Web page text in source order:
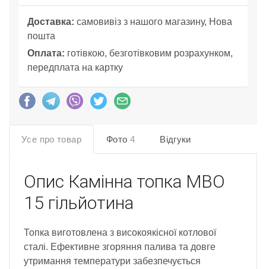
Доставка: самовивіз з нашого магазину, Нова
пошта
Оплата: готівкою, безготівковим розрахунком,
передплата на картку
Усе про товар Фото 4 Відгуки
Опис Камінна топка MBO
15 гільйотина
Топка виготовлена з високоякісної котлової
сталі. Ефективне згоряння палива та довге
утримання температури забезпечується